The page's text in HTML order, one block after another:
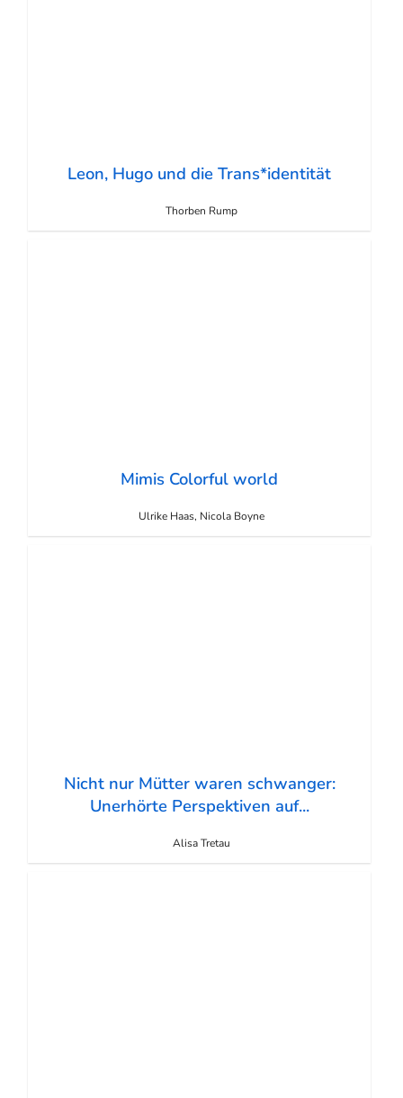
Leon, Hugo und die Trans*identität
Thorben Rump
Mimis Colorful world
Ulrike Haas, Nicola Boyne
Nicht nur Mütter waren schwanger:
Unerhörte Perspektiven auf...
Alisa Tretau